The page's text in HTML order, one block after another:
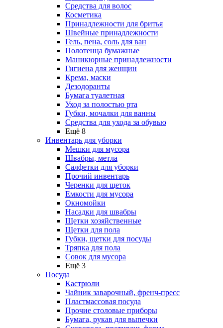
Средства для волос
Косметика
Принадлежности для бритья
Швейные принадлежности
Гель, пена, соль для ван
Полотенца бумажные
Маникюрные принадлежности
Гигиена для женщин
Крема, маски
Дезодоранты
Бумага туалетная
Уход за полостью рта
Губки, мочалки для ванны
Средства для ухода за обувью
Ещё 8
Инвентарь для уборки
Мешки для мусора
Швабры, метла
Салфетки для уборки
Прочий инвентарь
Черенки для щеток
Емкости для мусора
Окномойки
Насадки для швабры
Щетки хозяйственные
Щетки для пола
Губки, щетки для посуды
Тряпка для пола
Совок для мусора
Ещё 3
Посуда
Кастрюли
Чайник заварочный, френч-пресс
Пластмассовая посуда
Прочие столовые приборы
Бумага, рукав для выпечки